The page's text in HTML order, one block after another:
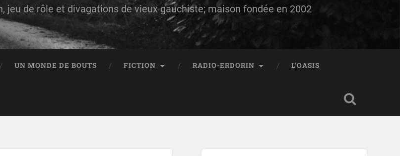
jeu de rôle et divagations de vieux gauchiste; maison fondée en 2002
UN MONDE DE BOUTS FICTION RADIO-ERDORIN L’OASIS